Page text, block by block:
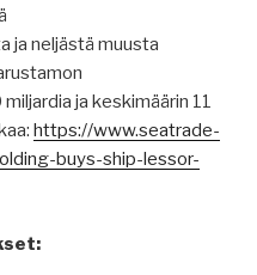
ja neljästä muusta
ja keskimäärin 11
https://www.seatrade-
buys-ship-lessor-